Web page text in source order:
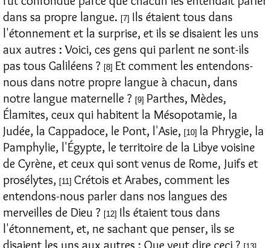
dans sa propre langue. [7] Ils étaient tous dans
l'étonnement et la surprise, et ils se disaient les uns
aux autres : Voici, ces gens qui parlent ne sont-ils
pas tous Galiléens ? [8] Et comment les entendons-
nous dans notre propre langue à chacun, dans
notre langue maternelle ? [9] Parthes, Mèdes,
Élamites, ceux qui habitent la Mésopotamie, la
Judée, la Cappadoce, le Pont, l'Asie, [10] la Phrygie, la
Pamphylie, l'Égypte, le territoire de la Libye voisine
de Cyrène, et ceux qui sont venus de Rome, Juifs et
prosélytes, [11] Crétois et Arabes, comment les
entendons-nous parler dans nos langues des
merveilles de Dieu ? [12] Ils étaient tous dans
l'étonnement, et, ne sachant que penser, ils se
disaient les uns aux autres : Que veut dire ceci ?